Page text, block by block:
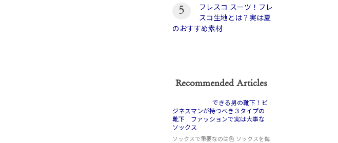
5
フレスコ スーツ！フレ
スコ生地とは？実は夏
のおすすめ素材
Recommended Articles
できる男の靴下！ビ
ジネスマンが持つべき３タイプの
靴下 ファッションで実は大事な
ソックス
ソックスで重要なのは色 ソックスを侮